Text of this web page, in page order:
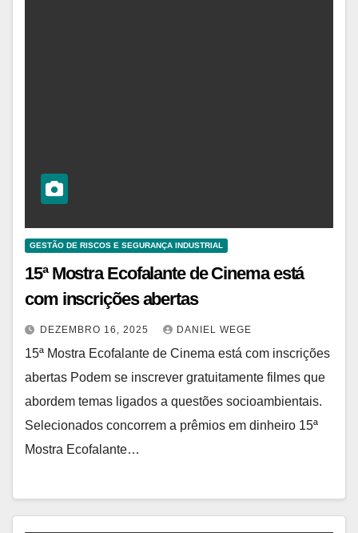
GESTÃO DE RISCOS E SEGURANÇA INDUSTRIAL
15ª Mostra Ecofalante de Cinema está
com inscrições abertas
DEZEMBRO 16, 2025 DANIEL WEGE
15ª Mostra Ecofalante de Cinema está com inscrições
abertas Podem se inscrever gratuitamente filmes que
abordem temas ligados a questões socioambientais.
Selecionados concorrem a prêmios em dinheiro 15ª
Mostra Ecofalante…